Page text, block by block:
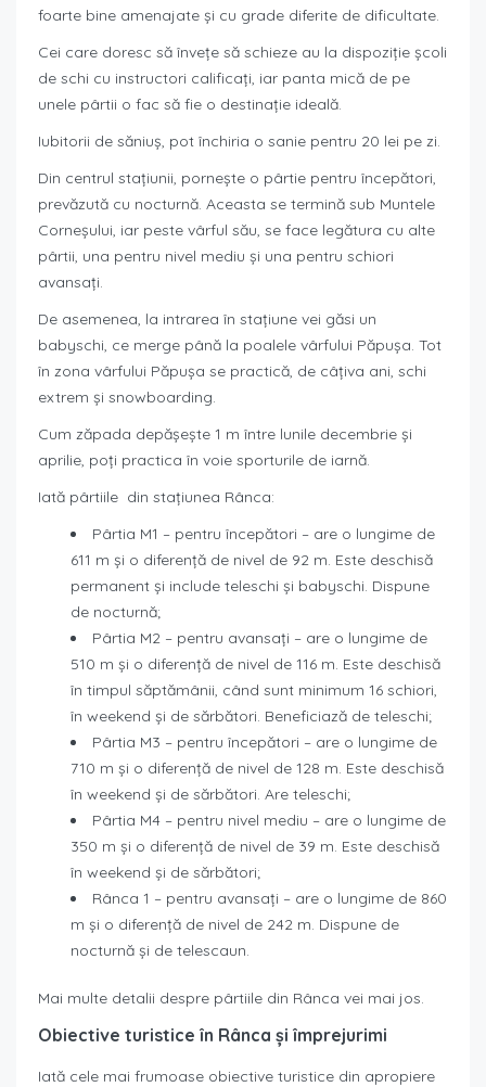
foarte bine amenajate și cu grade diferite de dificultate.
Cei care doresc să învețe să schieze au la dispoziție școli
de schi cu instructori calificați, iar panta mică de pe
unele pârtii o fac să fie o destinație ideală.
Iubitorii de săniuș, pot închiria o sanie pentru 20 lei pe zi.
Din centrul stațiunii, pornește o pârtie pentru începători,
prevăzută cu nocturnă. Aceasta se termină sub Muntele
Corneșului, iar peste vârful său, se face legătura cu alte
pârtii, una pentru nivel mediu și una pentru schiori
avansați.
De asemenea, la intrarea în stațiune vei găsi un
babyschi, ce merge până la poalele vârfului Păpușa. Tot
în zona vârfului Păpușa se practică, de câțiva ani, schi
extrem și snowboarding.
Cum zăpada depășește 1 m între lunile decembrie și
aprilie, poți practica în voie sporturile de iarnă.
Iată pârtiile din stațiunea Rânca:
Pârtia M1 – pentru începători – are o lungime de
611 m și o diferență de nivel de 92 m. Este deschisă
permanent și include teleschi și babyschi. Dispune
de nocturnă;
Pârtia M2 – pentru avansați – are o lungime de
510 m și o diferență de nivel de 116 m. Este deschisă
în timpul săptămânii, când sunt minimum 16 schiori,
în weekend și de sărbători. Beneficiază de teleschi;
Pârtia M3 – pentru începători – are o lungime de
710 m și o diferență de nivel de 128 m. Este deschisă
în weekend și de sărbători. Are teleschi;
Pârtia M4 – pentru nivel mediu – are o lungime de
350 m și o diferență de nivel de 39 m. Este deschisă
în weekend și de sărbători;
Rânca 1 – pentru avansați – are o lungime de 860
m și o diferență de nivel de 242 m. Dispune de
nocturnă și de telescaun.
Mai multe detalii despre pârtiile din Rânca vei mai jos.
Obiective turistice în Rânca și împrejurimi
Iată cele mai frumoase obiective turistice din apropiere